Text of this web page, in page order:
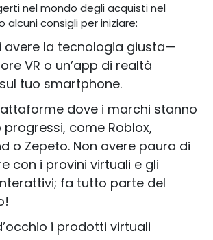
nel mondo degli acquisti nel
alcuni consigli per iniziare:
avere la tecnologia giusta—
VR o un’app di realtà
tuo smartphone.
dove i marchi stanno
come Roblox,
o Zepeto. Non avere paura di
con i provini virtuali e gli
fa tutto parte del
i prodotti virtuali